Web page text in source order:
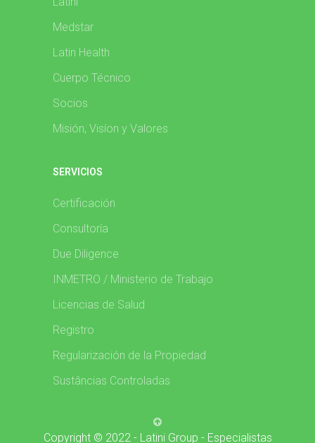
Medstar
Latin Health
Cuerpo Técnico
Socios
Misión, Visíon y Valores
SERVICIOS
Certificación
Consultoría
Due Diligence
INMETRO / Ministerio de Trabajo
Licencias de Salud
Registro
Regularización de la Propiedad
Sustâncias Controladas
Copyright © 2022 - Latini Group - Especialistas